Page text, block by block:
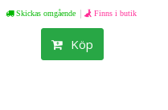
Skickas omgående | Finns i butik
Köp